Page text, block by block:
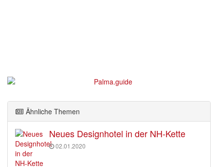
Ähnliche Themen
Neues Designhotel in der NH-Kette
02.01.2020